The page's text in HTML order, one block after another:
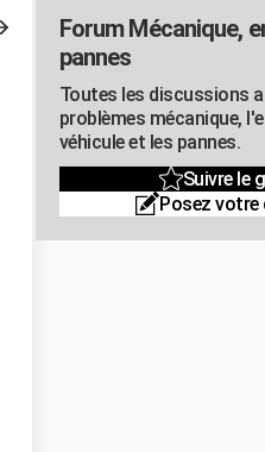
Forum Mécanique,
pannes
Toutes les discussions
problèmes mécanique,
véhicule et les pannes.
Suivre le
Posez votre